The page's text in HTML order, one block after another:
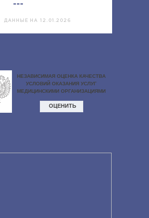
---
ДАННЫЕ НА 12.01.2026